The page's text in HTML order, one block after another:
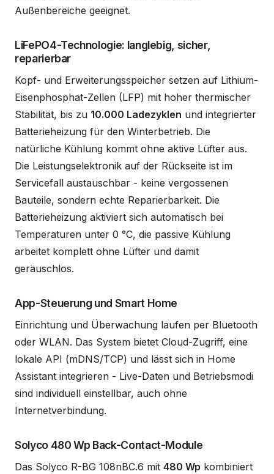
Außenbereiche geeignet.
LiFePO4-Technologie: langlebig, sicher,
reparierbar
Kopf- und Erweiterungsspeicher setzen auf Lithium-
Eisenphosphat-Zellen (LFP) mit hoher thermischer
Stabilität, bis zu 10.000 Ladezyklen und integrierter
Batterieheizung für den Winterbetrieb. Die
natürliche Kühlung kommt ohne aktive Lüfter aus.
Die Leistungselektronik auf der Rückseite ist im
Servicefall austauschbar - keine vergossenen
Bauteile, sondern echte Reparierbarkeit. Die
Batterieheizung aktiviert sich automatisch bei
Temperaturen unter 0 °C, die passive Kühlung
arbeitet komplett ohne Lüfter und damit
geräuschlos.
App-Steuerung und Smart Home
Einrichtung und Überwachung laufen per Bluetooth
oder WLAN. Das System bietet Cloud-Zugriff, eine
lokale API (mDNS/TCP) und lässt sich in Home
Assistant integrieren - Live-Daten und Betriebsmodi
sind individuell einstellbar, auch ohne
Internetverbindung.
Solyco 480 Wp Back-Contact-Module
Das Solyco R-BG 108nBC.6 mit 480 Wp kombiniert